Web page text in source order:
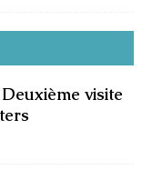
Deuxième visite